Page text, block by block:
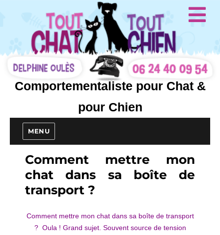
Comportementaliste pour Chat &
pour Chien
MENU
Comment mettre mon
chat dans sa boîte de
transport ?
Comment mettre mon chat dans sa boîte de transport
? Oula ! Grand sujet. Souvent source de tension